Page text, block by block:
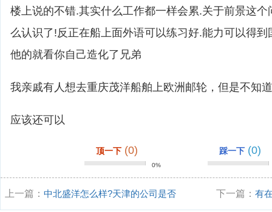
楼上说的不错.其实什么工作都一样会累.关于前景这
么认识了!反正在船上面外语可以练习好.能力可以得
他的就看你自己造化了兄弟
我亲戚有人想去重庆茂洋船舶上欧洲邮轮，但是不知
应该还可以
顶一下 (0)
0%
踩一下 (0)
上一篇： 中北盛洋怎么样?天津的公司是否 下一篇：有